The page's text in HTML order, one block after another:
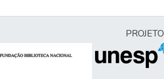
PROJETO